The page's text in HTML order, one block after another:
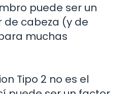
puede ser un
cabeza (y de
muchas
Tipo 2 no es el